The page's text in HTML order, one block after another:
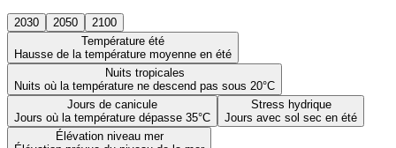
2030 2050
2100
Température été
Hausse de la température moyenne en été
Nuits tropicales
Nuits où la température ne descend pas sous 20°C
Jours de canicule
Jours où la température dépasse 35°C
Stress hydrique
Jours avec sol sec en été
Élévation niveau mer